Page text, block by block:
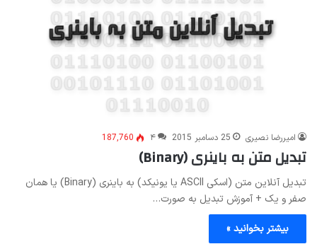
امیررضا نصیری 25 دسامبر 2015 ۴ 187,760
تبدیل متن به باینری (Binary)
تبدیل آنلاین متن (اسکی ASCII یا یونیکد) به باینری (Binary) یا همان
صفر و یک + آموزش تبدیل به صورت…
بیشتر بخوانید »